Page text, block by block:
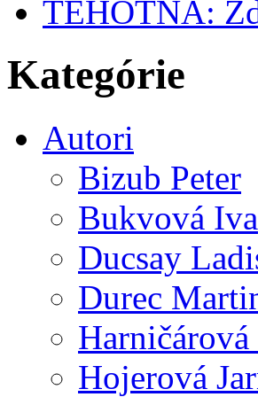
TEHOTNÁ:
Kategórie
Autori
Bizub Peter
Bukvová Iva
Ducsay
Durec
Hojerová